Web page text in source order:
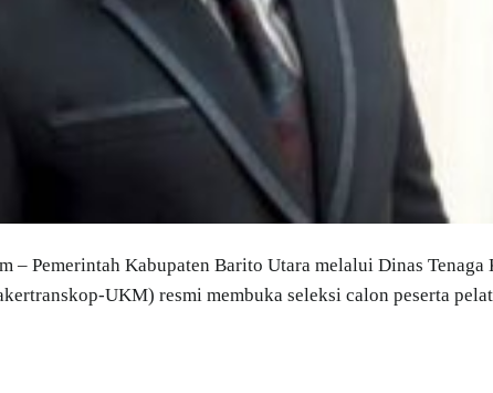
– Pemerintah Kabupaten Barito Utara melalui Dinas Tenaga
UKM) resmi membuka seleksi calon peserta